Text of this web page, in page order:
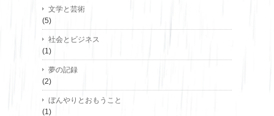
文学と芸術
(5)
社会とビジネス
(1)
夢の記録
(2)
ぼんやりとおもうこと
(1)